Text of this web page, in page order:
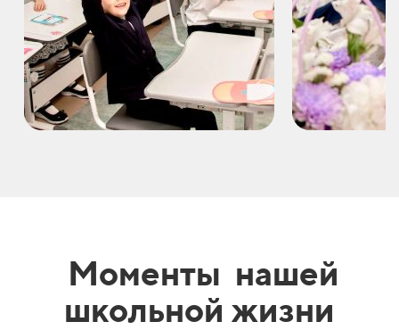
Моменты нашей
школьной жизни